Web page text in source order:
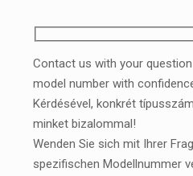
Contact us with your
model number with
Kérdésével, konkrét
minket bizalommal!
Wenden Sie sich mit Ihrer
spezifischen Modellnummer